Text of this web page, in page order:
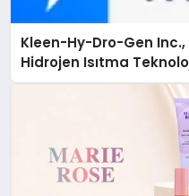
Kleen-Hy-Dro-Gen Inc.,
Hidrojen Isıtma
Düzenleyici Onaylarını